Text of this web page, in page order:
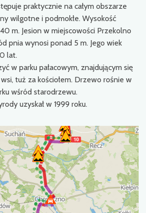
praktycznie na całym obszarze
wilgotne i podmokłe. Wysokość
m. Jesion w miejscowości Przekolno
pnia wynosi ponad 5 m. Jego wiek
lat.
w parku pałacowym, znajdującym się
tuż za kościołem. Drzewo rośnie w
wśród starodrzewu.
uzyskał w 1999 roku.